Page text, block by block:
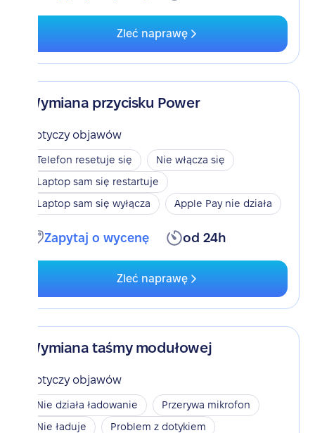
Zleć naprawę
Wymiana przycisku Power
Dotyczy objawów
Telefon resetuje się
Nie włącza się
Laptop sam się restartuje
Laptop sam się wyłącza
Apple Pay nie działa
Zapytaj o wycenę od 24h
Zleć naprawę
Wymiana taśmy modułowej
Dotyczy objawów
Nie działa ładowanie
Przerywa mikrofon
Nie ładuje
Problem z dotykiem